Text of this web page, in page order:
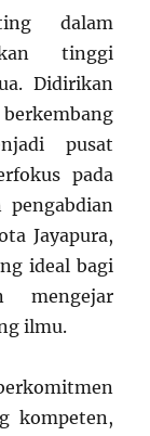
dalam
tinggi
Didirikan
pusat
pada
Jayapura,
ideal bagi
mengejar
ilmu.
kompeten,